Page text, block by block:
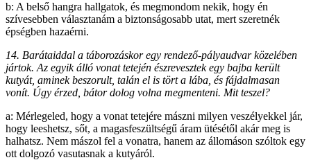
b: A belső hangra hallgatok, és megmondom nekik, hogy én
szívesebben választanám a biztonságosabb utat, mert szeretnék
épségben hazaérni.
14. Barátaiddal a táborozáskor egy rendező-pályaudvar közelében
jártok. Az egyik álló vonat tetején észrevesztek egy bajba került
kutyát, aminek beszorult, talán el is tört a lába, és fájdalmasan
vonít. Úgy érzed, bátor dolog volna megmenteni. Mit teszel?
a: Mérlegeled, hogy a vonat tetejére mászni milyen veszélyekkel jár,
hogy leeshetsz, sőt, a magasfeszültségű áram ütésétől akár meg is
halhatsz. Nem mászol fel a vonatra, hanem az állomáson szóltok egy
ott dolgozó vasutasnak a kutyáról.